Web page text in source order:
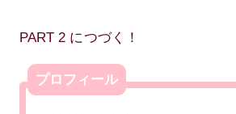
PART 2 につづく！
プロフィール